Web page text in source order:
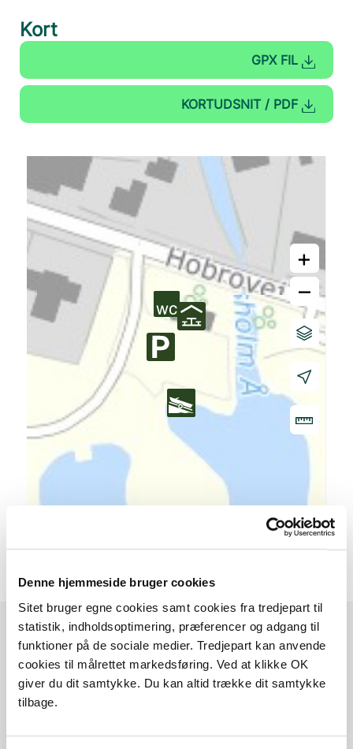
Denne hjemmeside bruger cookies
Sitet bruger egne cookies samt cookies fra tredjepart til
statistik, indholdsoptimering, præferencer og adgang til
funktioner på de sociale medier. Tredjepart kan anvende
cookies til målrettet markedsføring. Ved at klikke OK
giver du dit samtykke. Du kan altid trække dit samtykke
tilbage.
Kort
GPX FIL
KORTUDSNIT / PDF
+
–
Sådan kommer du dertil
Parkering